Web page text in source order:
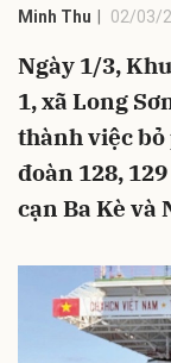
Minh Thu 02/03/
Ngày 1/3,
1, xã Long
thành việc bỏ
đoàn 128,
cạn Ba Kè và